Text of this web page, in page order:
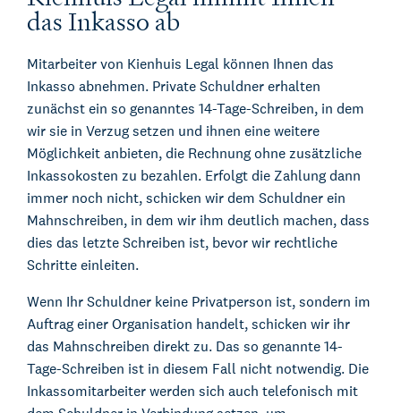
das Inkasso ab
Mitarbeiter von Kienhuis Legal können Ihnen das
Inkasso abnehmen. Private Schuldner erhalten
zunächst ein so genanntes 14-Tage-Schreiben, in dem
wir sie in Verzug setzen und ihnen eine weitere
Möglichkeit anbieten, die Rechnung ohne zusätzliche
Inkassokosten zu bezahlen. Erfolgt die Zahlung dann
immer noch nicht, schicken wir dem Schuldner ein
Mahnschreiben, in dem wir ihm deutlich machen, dass
dies das letzte Schreiben ist, bevor wir rechtliche
Schritte einleiten.
Wenn Ihr Schuldner keine Privatperson ist, sondern im
Auftrag einer Organisation handelt, schicken wir ihr
das Mahnschreiben direkt zu. Das so genannte 14-
Tage-Schreiben ist in diesem Fall nicht notwendig. Die
Inkassomitarbeiter werden sich auch telefonisch mit